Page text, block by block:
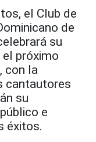
el Club de
de
su
el próximo
con la
cantautores
su
e
éxitos.